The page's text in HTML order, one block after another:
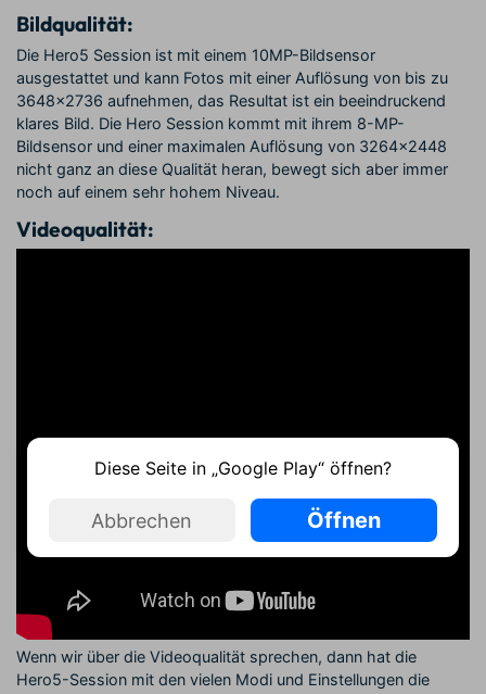
Bildqualität:
Die Hero5 Session ist mit einem 10MP-Bildsensor
ausgestattet und kann Fotos mit einer Auflösung von bis zu
3648x2736 aufnehmen, das Resultat ist ein beeindruckend
klares Bild. Die Hero Session kommt mit ihrem 8-MP-
Bildsensor und einer maximalen Auflösung von 3264x2448
nicht ganz an diese Qualität heran, bewegt sich aber immer
noch auf einem sehr hohem Niveau.
Videoqualität:
Wenn wir über die Videoqualität sprechen, dann hat die
Hero5-Session mit den vielen Modi und Einstellungen die
Diese Seite in „Google Play“ öffnen?
Abbrechen Öffnen